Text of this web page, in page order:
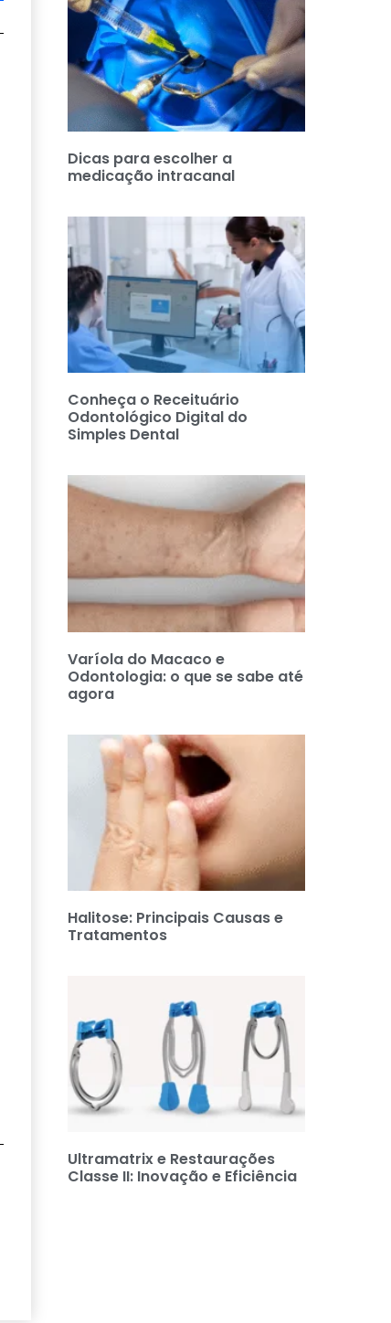
Dicas para escolher a
medicação intracanal
Conheça o Receituário
Odontológico Digital do
Simples Dental
Varíola do Macaco e
Odontologia: o que se sabe até
agora
Halitose: Principais Causas e
Tratamentos
Ultramatrix e Restaurações
Classe II: Inovação e Eficiência